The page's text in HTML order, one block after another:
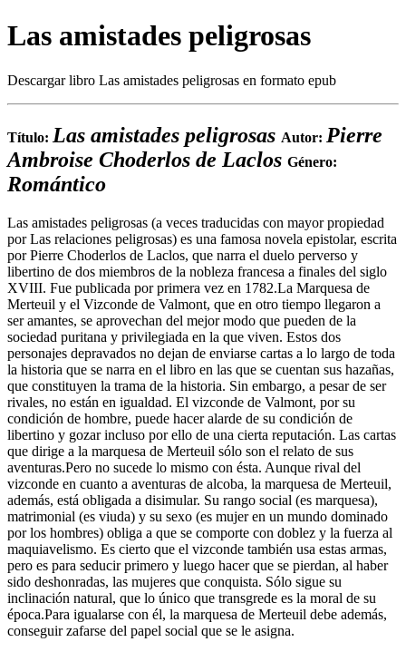
Las amistades peligrosas
Descargar libro Las amistades peligrosas en formato epub
Título: Las amistades peligrosas Autor: Pierre
Ambroise Choderlos de Laclos Género:
Romántico
Las amistades peligrosas (a veces traducidas con mayor propiedad
por Las relaciones peligrosas) es una famosa novela epistolar, escrita
por Pierre Choderlos de Laclos, que narra el duelo perverso y
libertino de dos miembros de la nobleza francesa a finales del siglo
XVIII. Fue publicada por primera vez en 1782.La Marquesa de
Merteuil y el Vizconde de Valmont, que en otro tiempo llegaron a
ser amantes, se aprovechan del mejor modo que pueden de la
sociedad puritana y privilegiada en la que viven. Estos dos
personajes depravados no dejan de enviarse cartas a lo largo de toda
la historia que se narra en el libro en las que se cuentan sus hazañas,
que constituyen la trama de la historia. Sin embargo, a pesar de ser
rivales, no están en igualdad. El vizconde de Valmont, por su
condición de hombre, puede hacer alarde de su condición de
libertino y gozar incluso por ello de una cierta reputación. Las cartas
que dirige a la marquesa de Merteuil sólo son el relato de sus
aventuras.Pero no sucede lo mismo con ésta. Aunque rival del
vizconde en cuanto a aventuras de alcoba, la marquesa de Merteuil,
además, está obligada a disimular. Su rango social (es marquesa),
matrimonial (es viuda) y su sexo (es mujer en un mundo dominado
por los hombres) obliga a que se comporte con doblez y la fuerza al
maquiavelismo. Es cierto que el vizconde también usa estas armas,
pero es para seducir primero y luego hacer que se pierdan, al haber
sido deshonradas, las mujeres que conquista. Sólo sigue su
inclinación natural, que lo único que transgrede es la moral de su
época.Para igualarse con él, la marquesa de Merteuil debe además,
conseguir zafarse del papel social que se le asigna.